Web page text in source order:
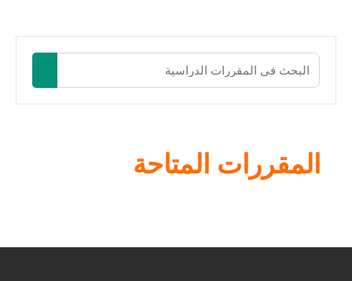
البحث في المقررات الدراسية
البحث
المقررات المتاحة